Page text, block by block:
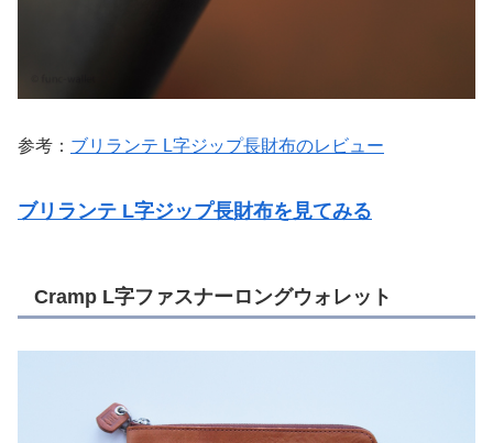
参考： ブリランテ L字ジップ長財布のレビュー
ブリランテ L字ジップ長財布を見てみる
Cramp L字ファスナーロングウォレット